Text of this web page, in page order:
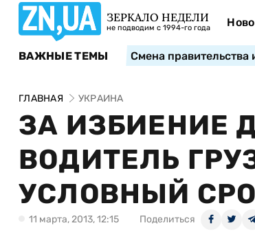
ЗЕРКАЛО НЕДЕЛИ
не подводим с 1994-го года
ВАЖНЫЕ ТЕМЫ Смена правительства
ГЛАВНАЯ УКРАИНА
ЗА ИЗБИЕНИЕ
ВОДИТЕЛЬ
УСЛОВНЫЙ
11 марта, 2013, 12:15 Поделиться